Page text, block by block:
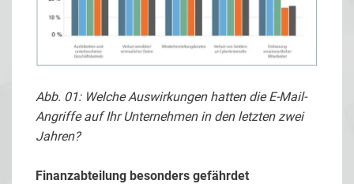
Abb. 01: Welche Auswirkungen hatten die E-Mail-
Angriffe auf Ihr Unternehmen in den letzten zwei
Jahren?
Finanzabteilung besonders gefährdet